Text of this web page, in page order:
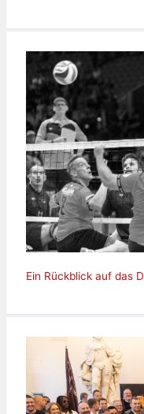
Ein Rückblick auf das